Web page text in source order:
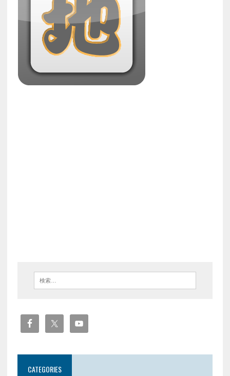
CATEGORIES